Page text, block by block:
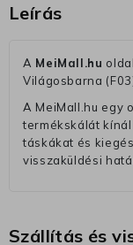
Leírás
A MeiMall.hu
Világosbarna
A MeiMall.hu egy
termékskálát
táskákat és
visszaküldési
Szállítás és